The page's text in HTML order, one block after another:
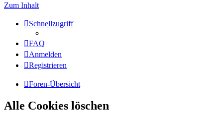
Zum Inhalt
Schnellzugriff
FAQ
Anmelden
Registrieren
Foren-Übersicht
Alle Cookies löschen